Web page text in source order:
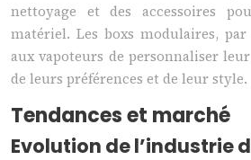
nettoyage et des accessoires
matériel. Les boxs modulaires,
aux vapoteurs de personnaliser
de leurs préférences et de leur style.
Tendances et marché
Evolution de l’industrie